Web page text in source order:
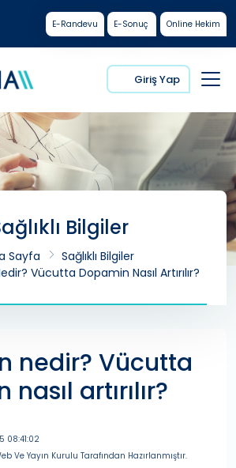
E-Randevu E-Sonuç Online Hekim
Giriş Yap
Bilgiler
Sayfa
Sağlıklı Bilgiler
Vücutta Dopamin Nasıl Artırılır?
nedir? Vücutta
artırılır?
08:41:02
Ve Yayın Kurulu Tarafından Hazırlanmıştır.